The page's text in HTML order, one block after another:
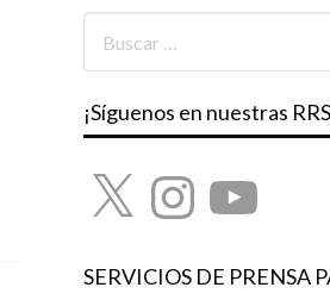
¡Síguenos en nuestras
X InstagramYouTube
SERVICIOS DE PRENSA